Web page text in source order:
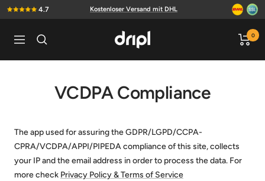
Direkt
zum
Inhalt
4.7 Kostenloser Versand mit DHL
Navigation
Dripl
Home
0
VCDPA Compliance
The app used for assuring the GDPR/LGPD/CCPA-
CPRA/VCDPA/APPI/PIPEDA compliance of this site, collects
your IP and the email address in order to process the data. For
more check Privacy Policy & Terms of Service